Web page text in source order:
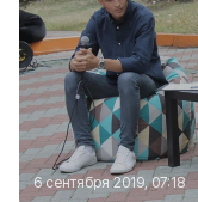
6 сентября 2019, 07:18